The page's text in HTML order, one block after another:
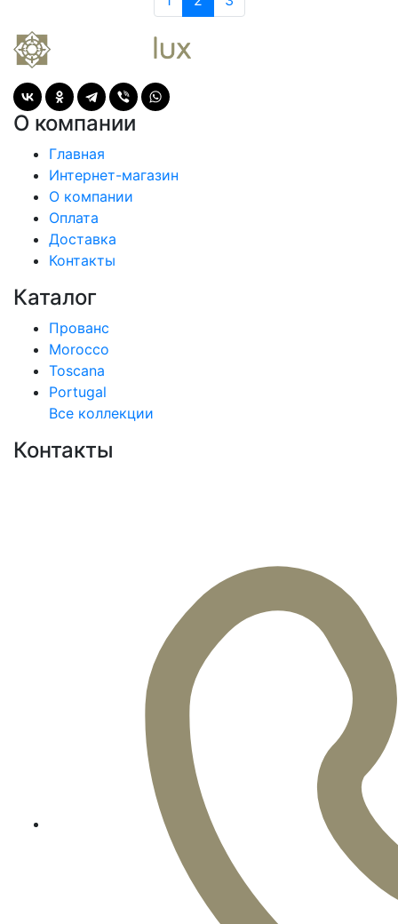
О компании
Главная
Интернет-магазин
О компании
Оплата
Доставка
Контакты
Каталог
Прованс
Morocco
Toscana
Portugal
Все коллекции
Контакты